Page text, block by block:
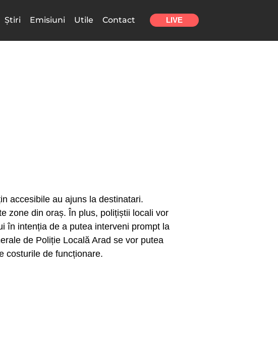
Știri Emisiuni Utile Contact LIVE
accesibile au ajuns la destinatari.
zone din oraș. În plus, polițiștii locali vor
în intenția de a putea interveni prompt la
de Poliție Locală Arad se vor putea
costurile de funcționare.